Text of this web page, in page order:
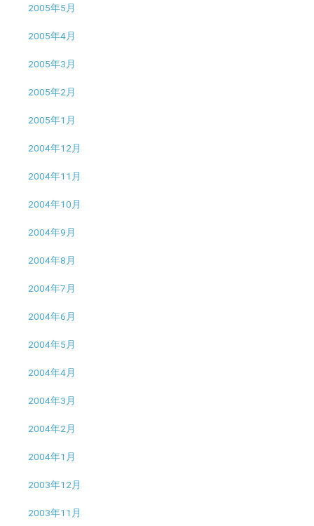
2005年5月
2005年4月
2005年3月
2005年2月
2005年1月
2004年12月
2004年11月
2004年10月
2004年9月
2004年8月
2004年7月
2004年6月
2004年5月
2004年4月
2004年3月
2004年2月
2004年1月
2003年12月
2003年11月